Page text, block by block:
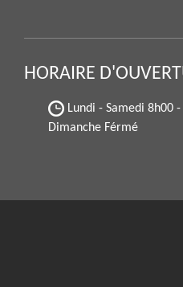
HORAIRE
Lundi - Samedi 8h00
Dimanche Férmé